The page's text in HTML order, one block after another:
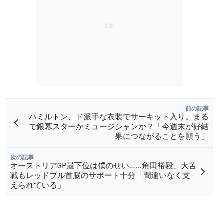
前の記事
ハミルトン、ド派手な衣装でサーキット入り。まる
で銀幕スターかミュージシャンか？「今週末が好結
果につながることを願う」
次の記事
オーストリアGP最下位は僕のせい……角田裕毅、大苦
戦もレッドブル首脳のサポート十分「間違いなく支
えられている」